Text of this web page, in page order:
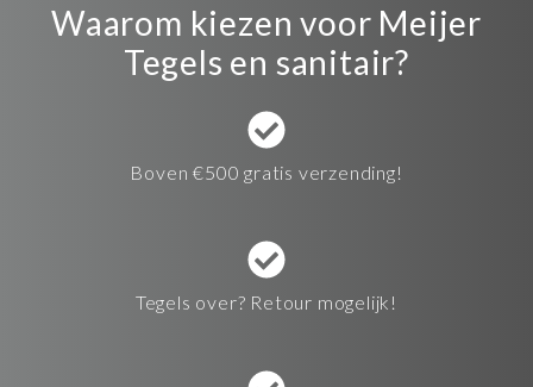
Waarom kiezen voor Meijer
Tegels en sanitair?
Boven €500 gratis verzending!
Tegels over? Retour mogelijk!